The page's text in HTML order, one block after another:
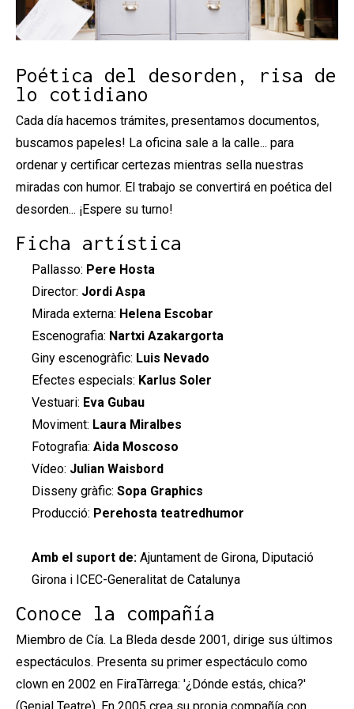
Poética del desorden, risa de
lo cotidiano
Cada día hacemos trámites, presentamos documentos,
buscamos papeles! La oficina sale a la calle... para
ordenar y certificar certezas mientras sella nuestras
miradas con humor. El trabajo se convertirá en poética del
desorden... ¡Espere su turno!
Ficha artística
Pallasso: Pere Hosta
Director: Jordi Aspa
Mirada externa: Helena Escobar
Escenografia: Nartxi Azakargorta
Giny escenogràfic: Luis Nevado
Efectes especials: Karlus Soler
Vestuari: Eva Gubau
Moviment: Laura Miralbes
Fotografia: Aida Moscoso
Vídeo: Julian Waisbord
Disseny gràfic: Sopa Graphics
Producció: Perehosta teatredhumor
Amb el suport de: Ajuntament de Girona, Diputació
Girona i ICEC-Generalitat de Catalunya
Conoce la compañía
Miembro de Cía. La Bleda desde 2001, dirige sus últimos
espectáculos. Presenta su primer espectáculo como
clown en 2002 en FiraTàrrega: '¿Dónde estás, chica?'